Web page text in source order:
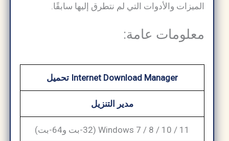
الميزات والأدوات التي لم نتطرق إليها سابقًا.
معلومات عامة:
Internet Download Manager تحميل
مدير التنزيل
Windows 7 / 8 / 10 / 11 (32-بت و64-بت)